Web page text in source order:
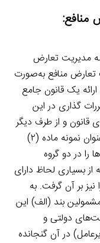
منافع:
مدیریت تعارض
تعارض منافع به‌صورت
یک قانون جامع
گذاری در این
قانون و از طرف دیگر
موجب تضییع حقوق شهروندی شود. به عنوان نمونه ماده (۲)
را در دو گروه
بسیاری لحاظ دارای
نیز بر آن گرفت. به
بند (الف) این
دولتی و
در آن گنجانده